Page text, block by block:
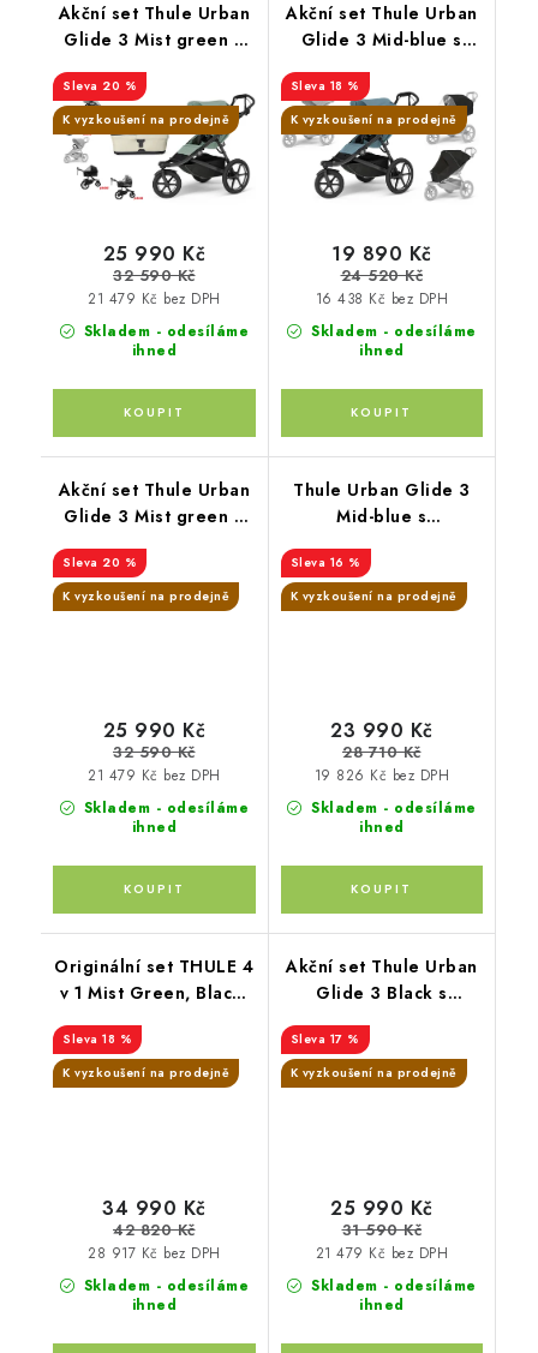
Akční set Thule Urban
Glide 3 Mist green +
madlo Thule +
pláštěnky Altabebe +
moskytiéra Zopa
20 %
K vyzkoušení na prodejně
Skladem - odesíláme
ihned
21 479 Kč bez DPH
25 990 Kč
32 590 Kč
Akční set Thule Urban
Glide 3 Mid-blue s
THULE orig.
moskytiéra + pláštěnka
+ madlo
18 %
K vyzkoušení na prodejně
Skladem - odesíláme
ihned
16 438 Kč bez DPH
19 890 Kč
24 520 Kč
Akční set Thule Urban
Glide 3 Mist green +
korbička Tinted taupe
+ madlo Thule +
pláštěnky Altabebe +
20 %
K vyzkoušení na prodejně
Skladem - odesíláme
ihned
21 479 Kč bez DPH
25 990 Kč
32 590 Kč
Thule Urban Glide 3
Mid-blue s
magnetickou přezkou +
hluboká korba Black
16 %
K vyzkoušení na prodejně
Skladem - odesíláme
ihned
19 826 Kč bez DPH
23 990 Kč
28 710 Kč
Originální set THULE 4
v 1 Mist Green, Black,
Mid Blue
18 %
K vyzkoušení na prodejně
Skladem - odesíláme
ihned
28 917 Kč bez DPH
34 990 Kč
42 820 Kč
Akční set Thule Urban
Glide 3 Black s
magnetickou přezkou +
korbička soft beige +
madlo Thule +
17 %
K vyzkoušení na prodejně
Skladem - odesíláme
ihned
21 479 Kč bez DPH
25 990 Kč
31 590 Kč